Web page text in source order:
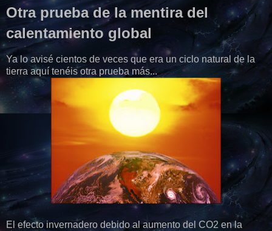
Otra prueba de la mentira del
calentamiento global
Ya lo avisé cientos de veces que era un ciclo natural de la
tierra aquí tenéis otra prueba más...
El efecto invernadero debido al aumento del CO2 en la